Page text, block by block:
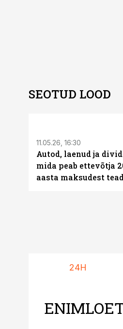
SEOTUD LOOD
11.05.26, 16:30
Autod, laenud ja
mida peab ettevõtja
aasta maksudest
24H